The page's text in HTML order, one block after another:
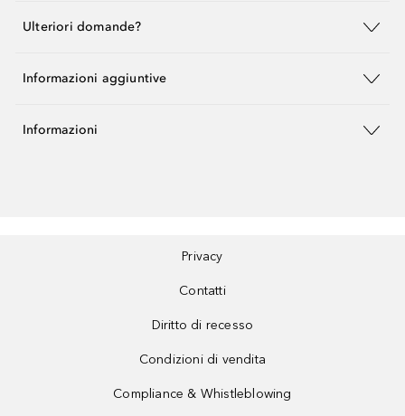
Ulteriori domande?
Informazioni aggiuntive
Informazioni
Privacy
Contatti
Diritto di recesso
Condizioni di vendita
Compliance & Whistleblowing